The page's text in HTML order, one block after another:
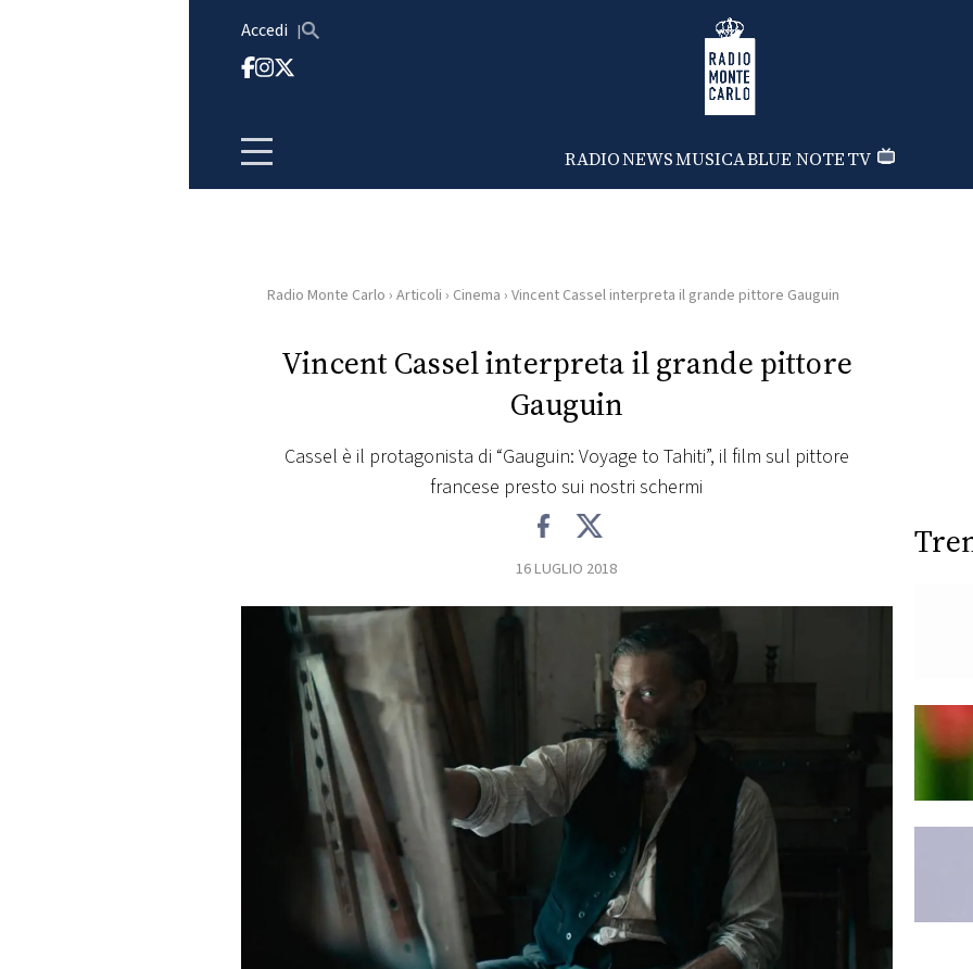
Accedi Radio Monte Carlo
RADIONEWSMUSICABLUE NOTETV
HOME
RADIO
RADIO
CONCORSI
Radio Monte Carlo › Articoli › Cinema › Vincent Cassel interpreta il grande pittore Gauguin
Vincent Cassel interpreta il grande pittore
Gauguin
Cassel è il protagonista di “Gauguin: Voyage to Tahiti”, il film sul pittore
francese presto sui nostri schermi
16 LUGLIO 2018